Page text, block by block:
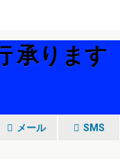
承ります
メール SMS